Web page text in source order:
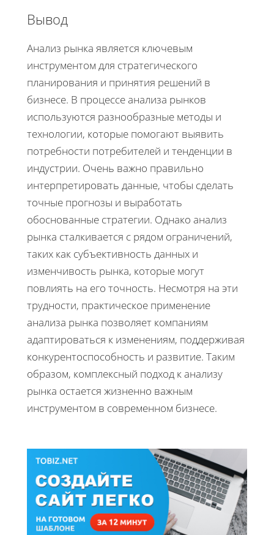
Вывод
Анализ рынка является ключевым
инструментом для стратегического
планирования и принятия решений в
бизнесе. В процессе анализа рынков
используются разнообразные методы и
технологии, которые помогают выявить
потребности потребителей и тенденции в
индустрии. Очень важно правильно
интерпретировать данные, чтобы сделать
точные прогнозы и выработать
обоснованные стратегии. Однако анализ
рынка сталкивается с рядом ограничений,
таких как субъективность данных и
изменчивость рынка, которые могут
повлиять на его точность. Несмотря на эти
трудности, практическое применение
анализа рынка позволяет компаниям
адаптироваться к изменениям, поддерживая
конкурентоспособность и развитие. Таким
образом, комплексный подход к анализу
рынка остается жизненно важным
инструментом в современном бизнесе.